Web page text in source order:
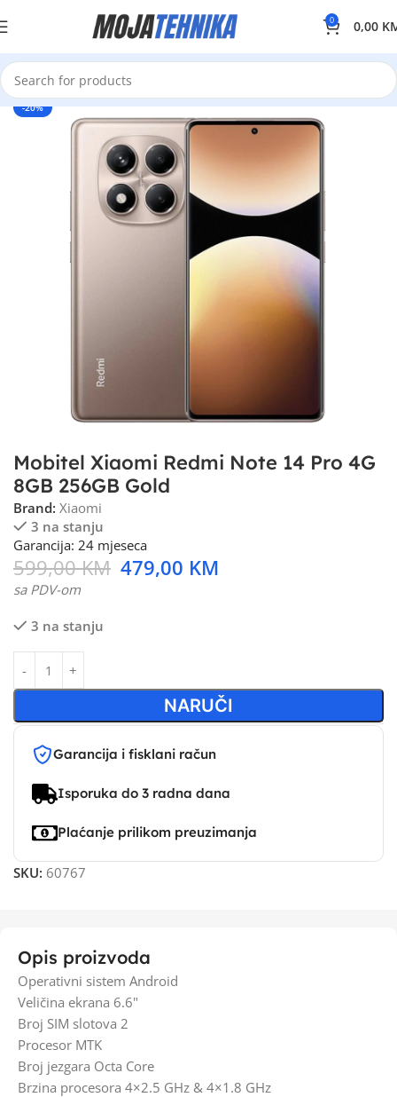
0 0,00
-20%
Mobitel Xiaomi Redmi Note 14 Pro 4G
8GB 256GB Gold
Brand: Xiaomi
3 na stanju
Garancija: 24 mjeseca
599,00KM 479,00 KM
sa PDV-om
3 na stanju
NARUČI
Garancija i fisklani račun
Isporuka do 3 radna dana
Plaćanje prilikom preuzimanja
SKU: 60767
Opis proizvoda
Operativni sistem Android
Veličina ekrana 6.6"
Broj SIM slotova 2
Procesor MTK
Broj jezgara Octa Core
Brzina procesora 4×2.5 GHz & 4×1.8 GHz